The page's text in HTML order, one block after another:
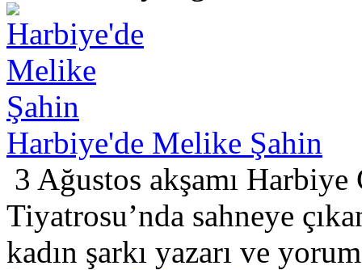
Harbiye'de Melike Şahin
3 Ağustos akşamı
Tiyatrosu’nda sahneye
kadın şarkı yazarı ve